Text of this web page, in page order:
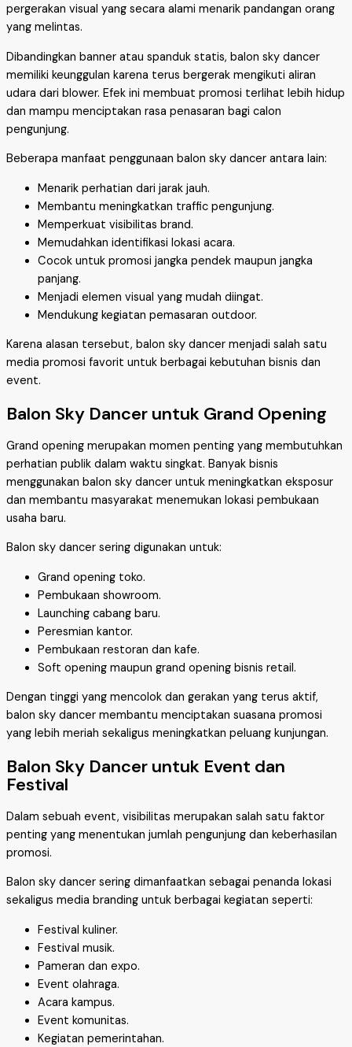
pergerakan visual yang secara alami menarik pandangan orang
yang melintas.
Dibandingkan banner atau spanduk statis, balon sky dancer
memiliki keunggulan karena terus bergerak mengikuti aliran
udara dari blower. Efek ini membuat promosi terlihat lebih hidup
dan mampu menciptakan rasa penasaran bagi calon
pengunjung.
Beberapa manfaat penggunaan balon sky dancer antara lain:
Menarik perhatian dari jarak jauh.
Membantu meningkatkan traffic pengunjung.
Memperkuat visibilitas brand.
Memudahkan identifikasi lokasi acara.
Cocok untuk promosi jangka pendek maupun jangka
panjang.
Menjadi elemen visual yang mudah diingat.
Mendukung kegiatan pemasaran outdoor.
Karena alasan tersebut, balon sky dancer menjadi salah satu
media promosi favorit untuk berbagai kebutuhan bisnis dan
event.
Balon Sky Dancer untuk Grand Opening
Grand opening merupakan momen penting yang membutuhkan
perhatian publik dalam waktu singkat. Banyak bisnis
menggunakan balon sky dancer untuk meningkatkan eksposur
dan membantu masyarakat menemukan lokasi pembukaan
usaha baru.
Balon sky dancer sering digunakan untuk:
Grand opening toko.
Pembukaan showroom.
Launching cabang baru.
Peresmian kantor.
Pembukaan restoran dan kafe.
Soft opening maupun grand opening bisnis retail.
Dengan tinggi yang mencolok dan gerakan yang terus aktif,
balon sky dancer membantu menciptakan suasana promosi
yang lebih meriah sekaligus meningkatkan peluang kunjungan.
Balon Sky Dancer untuk Event dan
Festival
Dalam sebuah event, visibilitas merupakan salah satu faktor
penting yang menentukan jumlah pengunjung dan keberhasilan
promosi.
Balon sky dancer sering dimanfaatkan sebagai penanda lokasi
sekaligus media branding untuk berbagai kegiatan seperti:
Festival kuliner.
Festival musik.
Pameran dan expo.
Event olahraga.
Acara kampus.
Event komunitas.
Kegiatan pemerintahan.